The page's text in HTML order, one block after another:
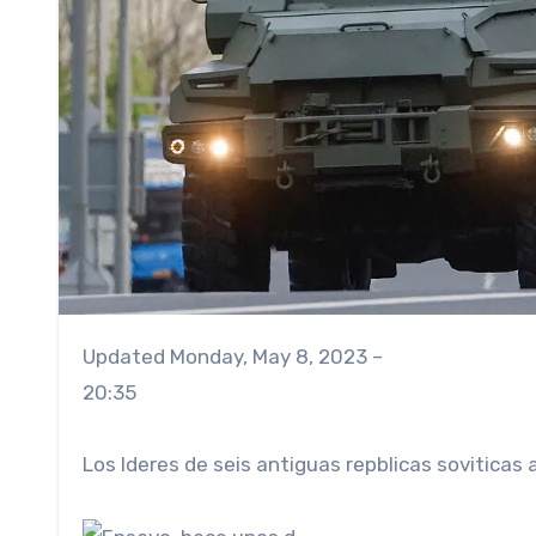
Updated Monday, May 8, 2023 –
20:35
Los lderes de seis antiguas repblicas